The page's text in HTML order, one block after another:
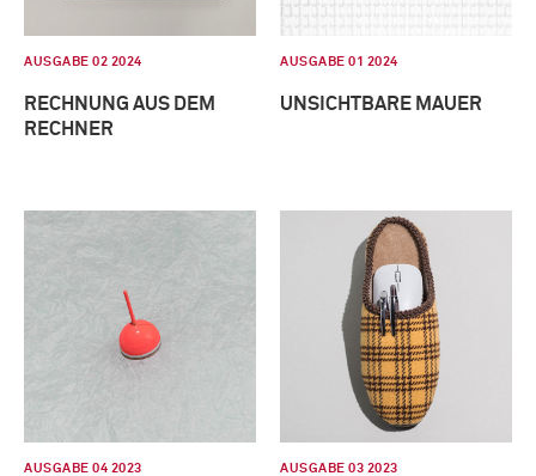
AUSGABE 02 2024
RECHNUNG AUS DEM
RECHNER
AUSGABE 01 2024
UNSICHTBARE MAUER
AUSGABE 04 2023 AUSGABE 03 2023